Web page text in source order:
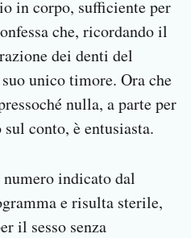
in corpo, sufficiente per
che, ricordando il
dei denti del
unico timore. Ora che
nulla, a parte per
conto, è entusiasta.
indicato dal
e risulta sterile,
il sesso senza